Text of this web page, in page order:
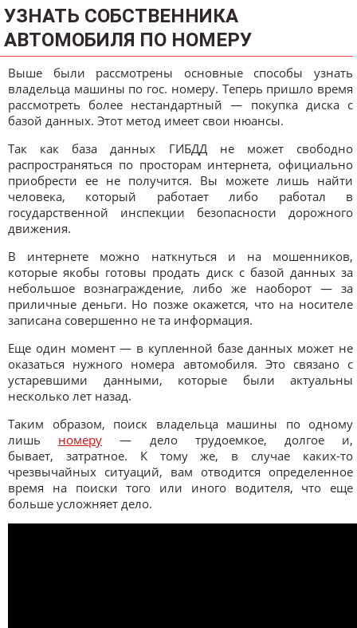
УЗНАТЬ СОБСТВЕННИКА
АВТОМОБИЛЯ ПО НОМЕРУ
Выше были рассмотрены основные способы узнать
владельца машины по гос. номеру. Теперь пришло время
рассмотреть более нестандартный — покупка диска с
базой данных. Этот метод имеет свои нюансы.
Так как база данных ГИБДД не может свободно
распространяться по просторам интернета, официально
приобрести ее не получится. Вы можете лишь найти
человека, который работает либо работал в
государственной инспекции безопасности дорожного
движения.
В интернете можно наткнуться и на мошенников,
которые якобы готовы продать диск с базой данных за
небольшое вознаграждение, либо же наоборот — за
приличные деньги. Но позже окажется, что на носителе
записана совершенно не та информация.
Еще один момент — в купленной базе данных может не
оказаться нужного номера автомобиля. Это связано с
устаревшими данными, которые были актуальны
несколько лет назад.
Таким образом, поиск владельца машины по одному
лишь номеру — дело трудоемкое, долгое и,
бывает, затратное. К тому же, в случае каких-то
чрезвычайных ситуаций, вам отводится определенное
время на поиски того или иного водителя, что еще
больше усложняет дело.